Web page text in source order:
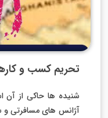
تحریم کسب و
شنیده ها حاکی از
آژانس های مسافرتی و